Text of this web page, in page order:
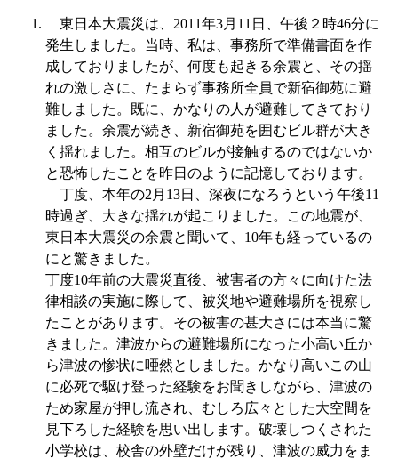
東日本大震災は、 2011年3月 11 日、午後２時46分に
発生しました。当時、私は、事務所で準備書面を作
成しておりましたが、何度も起きる余震と、その揺
れの激しさに、たまらず事務所全員で新宿御苑に避
難しました。既に、かなりの人が避難してきており
ました。余震が続き、新宿御苑を囲むビル群が大き
く揺れました。相互のビルが接触するのではないか
と恐怖したことを昨日のように記憶しております。
丁度、本年の2 月 13日、深夜になろうという午後11
時過ぎ、大きな揺れが起こりました。この地震が、
東日本大震災の余震と聞いて、 10年も経っているの
にと驚きました。
丁度10年前の大震災直後、被害者の方々に向けた法
律相談の実施に際して、被災地や避難場所を視察し
たことがあります。その被害の甚大さには本当に驚
きました。津波からの避難場所になった小高い丘か
ら津波の惨状に唖然としました。かなり高いこの山
に必死で駆け登った経験をお聞きしながら、津波の
ため家屋が押し流され、むしろ広々とした大空間を
見下ろした経験を思い出します。破壊しつくされた
小学校は、校舎の外壁だけが残り、津波の威力をま